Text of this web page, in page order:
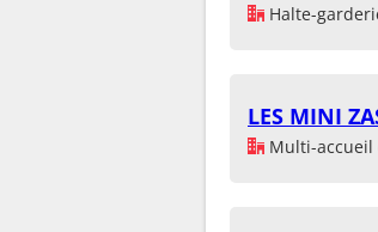
Halte-
LES MINI
Multi-accueil